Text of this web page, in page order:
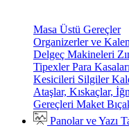
Masa Üstü Gereçler
Organizerler ve
Delgeç Makineleri
TipexlerPara Kasaları
Kesicileri Silgiler
Ataşlar, Kıskaçlar,
Gereçleri Maket
Panolar ve Yazı